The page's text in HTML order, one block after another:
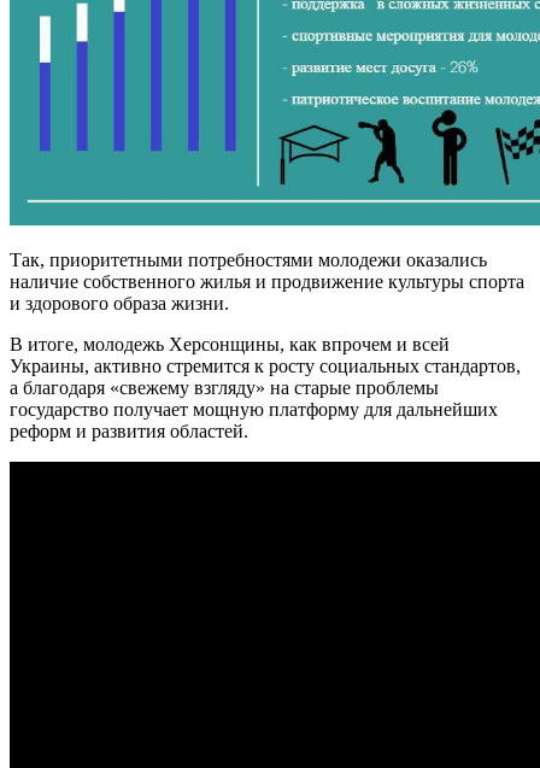
Так, приоритетными потребностями молодежи оказались
наличие собственного жилья и продвижение культуры спорта
и здорового образа жизни.
В итоге, молодежь Херсонщины, как впрочем и всей
Украины, активно стремится к росту социальных стандартов,
а благодаря «свежему взгляду» на старые проблемы
государство получает мощную платформу для дальнейших
реформ и развития областей.